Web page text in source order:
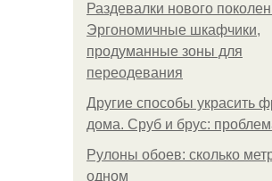
Раздевалки нового
Эргономичные шкафчики,
продуманные зоны для
переодевания
Другие способы украсить
дома. Сруб и брус:
Рулоны обоев: сколько
одном